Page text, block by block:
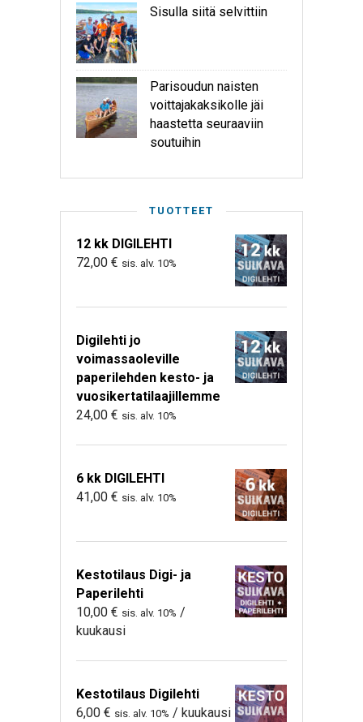
Sisulla siitä selvittiin
Parisoudun naisten
voittajakaksikolle jäi
haastetta seuraaviin
soutuihin
TUOTTEET
12 kk DIGILEHTI
72,00 € sis. alv. 10%
Digilehti jo
voimassaoleville
paperilehden kesto- ja
vuosikertatilaajillemme
24,00 € sis. alv. 10%
6 kk DIGILEHTI
41,00 € sis. alv. 10%
Kestotilaus Digi- ja
Paperilehti
10,00 € sis. alv. 10% /
kuukausi
Kestotilaus Digilehti
6,00 € sis. alv. 10% / kuukausi